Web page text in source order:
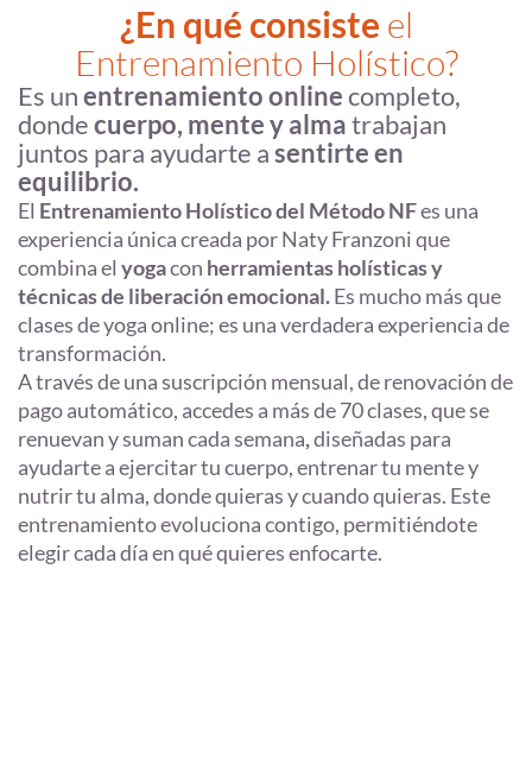
¿En qué consiste el
Entrenamiento Holístico?
Es unentrenamiento onlinecompleto,
dondecuerpo, mente y almatrabajan
juntos para ayudarte asentirte en
equilibrio.
El Entrenamiento Holístico del Método NFes una
experiencia única creada por Naty Franzoni que
combina el yogacon herramientas holísticas y
técnicas de liberación emocional.Es mucho más que
clases de yoga online; es una verdadera experiencia de
transformación.
A través de una suscripción mensual, de renovación de
pago automático, accedes a más de 70 clases, que se
renuevan y suman cada semana,diseñadas para
ayudarte a ejercitar tu cuerpo, entrenar tu mente y
nutrir tu alma, donde quieras y cuando quieras. Este
entrenamiento evoluciona contigo, permitiéndote
elegir cada día en qué quieres enfocarte.